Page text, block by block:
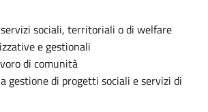
sociali, territoriali o di welfare
e gestionali
di comunità
gestione di progetti sociali e servizi di